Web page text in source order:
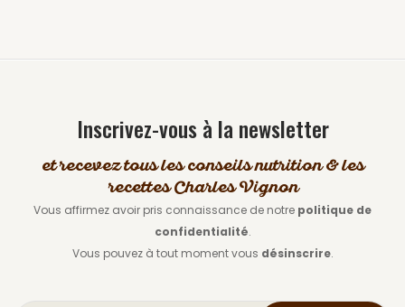
Inscrivez-vous à la newsletter
et recevez tous les conseils nutrition & les
recettes Charles Vignon
Vous affirmez avoir pris connaissance de notre politique de
confidentialité.
Vous pouvez à tout moment vous désinscrire.